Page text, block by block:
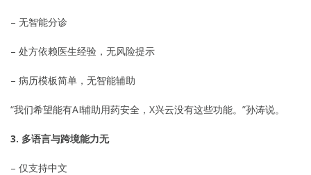
– 无智能分诊
– 处方依赖医生经验，无风险提示
– 病历模板简单，无智能辅助
“我们希望能有AI辅助用药安全，X兴云没有这些功能。”孙涛说。
3. 多语言与跨境能力无
– 仅支持中文